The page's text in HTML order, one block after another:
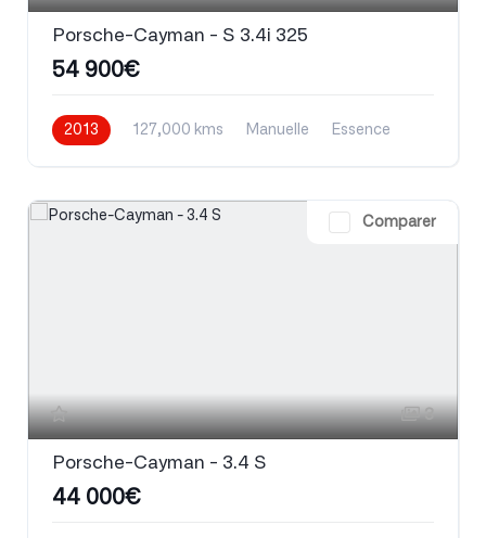
Porsche-Cayman - S 3.4i 325
54 900€
2013 127,000 kms Manuelle Essence
Comparer
3
Porsche-Cayman - 3.4 S
44 000€